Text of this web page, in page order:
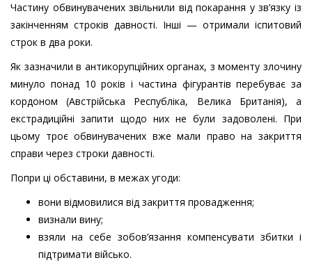
Частину обвинувачених звільнили від покарання у зв’язку із
закінченням строків давності. Інші — отримали іспитовий
строк в два роки.
Як зазначили в антикорупційних органах, з моменту злочину
минуло понад 10 років і частина фігурантів перебуває за
кордоном (Австрійська Республіка, Велика Британія), а
екстрадиційні запити щодо них не були задоволені. При
цьому троє обвинувачених вже мали право на закриття
справи через строки давності.
Попри ці обставини, в межах угоди:
вони відмовилися від закриття провадження;
⁠визнали вину;
⁠взяли на себе зобов’язання компенсувати збитки і
підтримати військо.